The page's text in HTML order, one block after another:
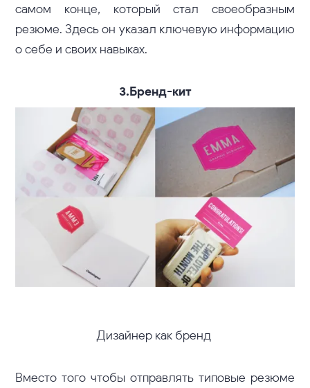
самом конце, который стал своеобразным
резюме. Здесь он указал ключевую информацию
о себе и своих навыках.
3.Бренд-кит
Дизайнер как бренд
Вместо того чтобы отправлять типовые резюме